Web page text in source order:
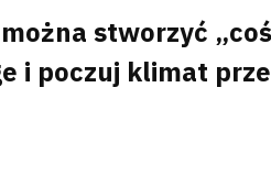
stworzyć
i poczuj klimat